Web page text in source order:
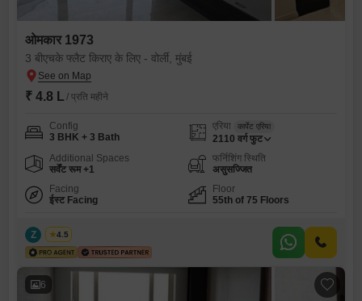
ओमकार 1973
3 बीएचके फ्लैट किराए के लिए - वोर्ली, मुंबई
₹ 4.8 L / प्रति महीने
Config
3 BHK + 3 Bath
एरिया कार्पेट एरिया
2110 वर्ग फुट
Additional Spaces
सर्वेंट रूम +1
फर्निशिंग स्थिति
असुसज्जित
Facing
ईस्ट Facing
Floor
55th of 75 Floors
Z Zeltro
4.5
6